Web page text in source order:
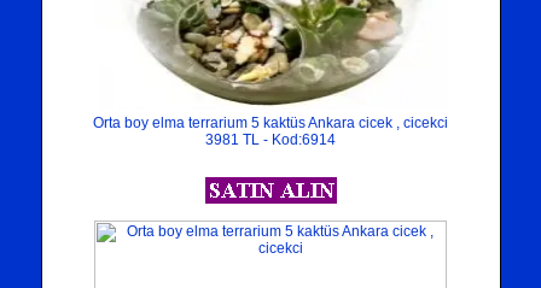
Orta boy elma terrarium 5 kaktüs Ankara cicek , cicekci
3981 TL - Kod:6914